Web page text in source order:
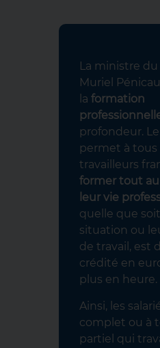
La ministre du
Muriel
laformation
profondeur.
permet à tous
travailleurs
former tout
leur vie
quelle que
situation ou
de travail, est
crédité en
plus en heure.
Ainsi, les
complet ou à
partiel qui